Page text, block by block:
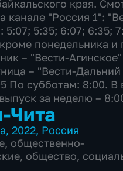
края.
канале "Россия 1":
5:07; 5:35; 6:07; 6:35;
понедельника и
– "Вести-
– "Вести-
По субботам: 8:00. В
за неделю –
Чита
,2022, Россия
, общественно-
, общество,